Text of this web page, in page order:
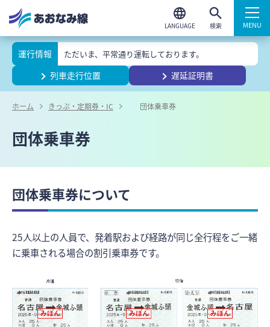
検索
運行情報 ただいま、平常通り運転しております。
列車走行位置 遅延証明書
ホーム きっぷ・定期券・IC 団体乗車券
団体乗車券
団体乗車券について
25人以上の人員で、発着駅および経路が同じ全行程をご一緒
に乗車される場合の割引乗車券です。